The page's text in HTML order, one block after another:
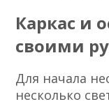
Каркас и
своими
Для начала
несколько